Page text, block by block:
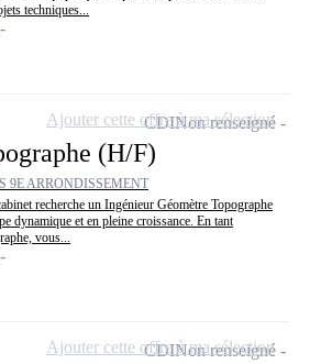
techniques...
(H/F)
9E ARRONDISSEMENT
recherche un Ingénieur Géomètre Topographe
dynamique et en pleine croissance. En tant
vous...
CDINon renseigné
Ajouter cette offre à ma sélection
CDINon renseigné
Ajouter cette offre à ma sélection